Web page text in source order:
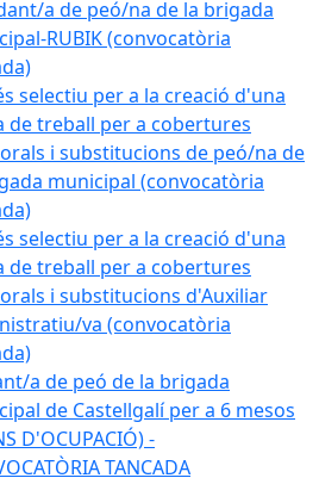
a de peó/na de la brigada
RUBIK (convocatòria
selectiu per a la creació d'una
de treball per a cobertures
i substitucions de peó/na de
municipal (convocatòria
selectiu per a la creació d'una
de treball per a cobertures
i substitucions d'Auxiliar
va (convocatòria
a de peó de la brigada
de Castellgalí per a 6 mesos
D'OCUPACIÓ) -
TANCADA